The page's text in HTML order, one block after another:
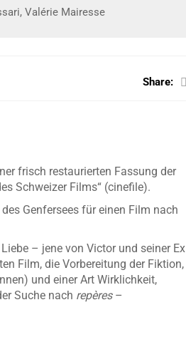
Valérie Mairesse
Share:
frisch restaurierten Fassung der
Schweizer Films“ (cinefile).
Genfersees für einen Film nach
– jene von Victor und seiner Ex
Film, die Vorbereitung der Fiktion,
und einer Art Wirklichkeit,
Suche nach repères–